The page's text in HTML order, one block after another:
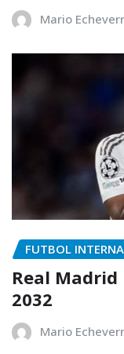
Mario
FUTBOL
Real
2032
Mario